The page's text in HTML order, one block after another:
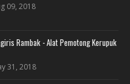
09, 2018
Rambak - Alat Pemotong Kerupuk
31, 2018